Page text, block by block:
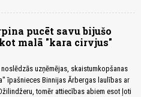
pucēt savu bijušo
malā "kara cirvjus"
uzņēmējas, skaistumkopšanas
īpašnieces Binnijas Ārbergas laulības ar
tomēr attiecības abiem esot ļoti